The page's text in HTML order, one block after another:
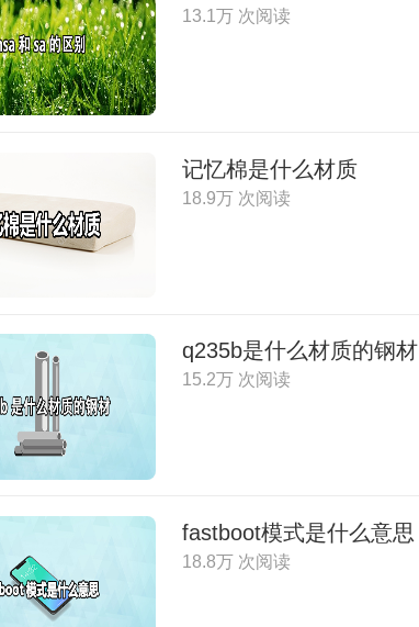
13.1万 次阅读
记忆棉是什么材质
18.9万 次阅读
q235b是什么材质的钢材
15.2万 次阅读
fastboot模式是什么意思
18.8万 次阅读